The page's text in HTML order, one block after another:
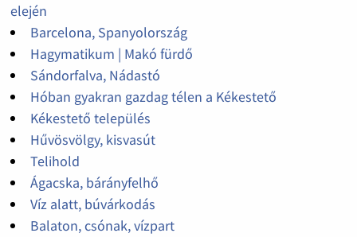
elején
Barcelona, Spanyolország
Hagymatikum | Makó fürdő
Sándorfalva, Nádastó
Hóban gyakran gazdag télen a Kékestető
Kékestető település
Hűvösvölgy, kisvasút
Telihold
Ágacska, bárányfelhő
Víz alatt, búvárkodás
Balaton, csónak, vízpart